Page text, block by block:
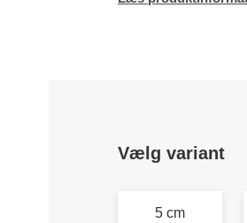
Vælg variant
5 cm